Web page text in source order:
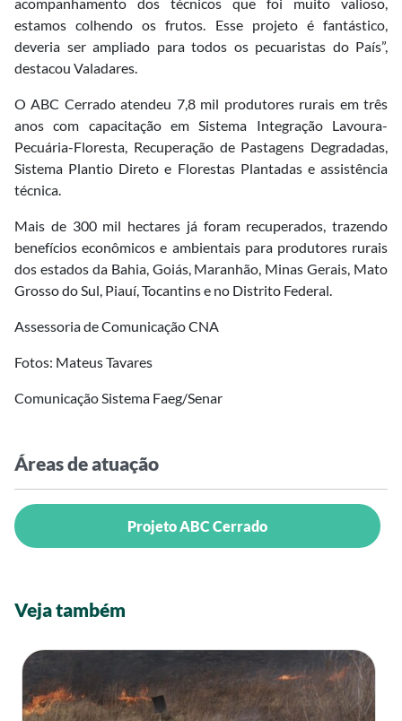
estamos colhendo os frutos. Esse projeto é fantástico,
deveria ser ampliado para todos os pecuaristas do País”,
destacou Valadares.
O ABC Cerrado atendeu 7,8 mil produtores rurais em três
anos com capacitação em Sistema Integração Lavoura-
Pecuária-Floresta, Recuperação de Pastagens Degradadas,
Sistema Plantio Direto e Florestas Plantadas e assistência
técnica.
Mais de 300 mil hectares já foram recuperados, trazendo
benefícios econômicos e ambientais para produtores rurais
dos estados da Bahia, Goiás, Maranhão, Minas Gerais, Mato
Grosso do Sul, Piauí, Tocantins e no Distrito Federal.
Assessoria de Comunicação CNA
Fotos: Mateus Tavares
Comunicação Sistema Faeg/Senar
Áreas de atuação
Projeto ABC Cerrado
Veja também